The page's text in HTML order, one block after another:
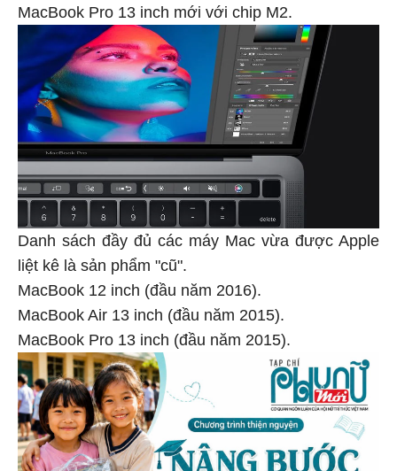
MacBook Pro 13 inch mới với chip M2.
Danh sách đầy đủ các máy Mac vừa được Apple
liệt kê là sản phẩm "cũ".
MacBook 12 inch (đầu năm 2016).
MacBook Air 13 inch (đầu năm 2015).
MacBook Pro 13 inch (đầu năm 2015).